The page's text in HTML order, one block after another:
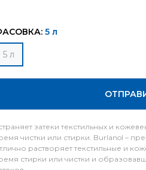
5 л
5 л
затеки текстильных и
чистки или стирки. Burlanol –
растворяет текстильные и
стирки или чистки и